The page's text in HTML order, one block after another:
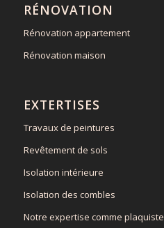
RÉNOVATION
Rénovation appartement
Rénovation maison
EXTERTISES
Travaux de peintures
Revêtement de sols
Isolation intérieure
Isolation des combles
Notre expertise comme plaquiste